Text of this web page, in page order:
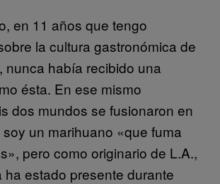
en 11 años que tengo
la cultura gastronómica de
nunca había recibido una
ésta. En ese mismo
dos mundos se fusionaron en
un marihuano «que fuma
pero como originario de L.A.,
ha estado presente durante